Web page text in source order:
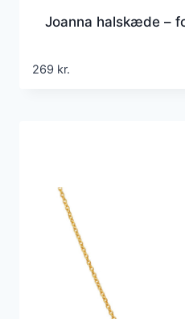
Joanna halskæde –
269 kr.